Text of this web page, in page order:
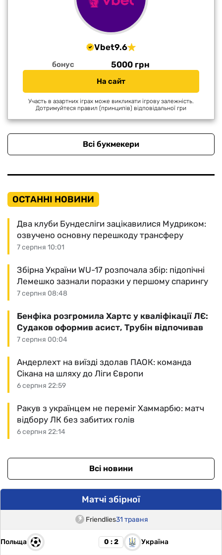
Vbet9.6
бонус 5000 грн
На сайт
Участь в азартних іграх може викликати ігрову залежність.
Дотримуйтеся правил (принципів) відповідальної гри
Всі букмекери
ОСТАННІ НОВИНИ
7 серпня 10:01
Два клуби Бундесліги зацікавилися Мудриком:
озвучено основну перешкоду трансферу
7 серпня 08:48
Збірна України WU-17 розпочала збір: підопічні
Лемешко зазнали поразки у першому спарингу
7 серпня 00:04
Бенфіка розгромила Хартс у кваліфікації ЛЄ:
Судаков оформив асист, Трубін відпочивав
6 серпня 22:59
Андерлехт на виїзді здолав ПАОК: команда
Сікана на шляху до Ліги Європи
6 серпня 22:14
Ракув з українцем не переміг Хаммарбю: матч
відбору ЛК без забитих голів
Всі новини
Матчі збірної
Friendlies31 травня
Польща 0 : 2 Україна